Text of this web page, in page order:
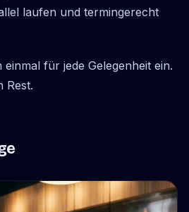
laufen und termingerecht
einmal für jede Gelegenheit ein.
Rest.